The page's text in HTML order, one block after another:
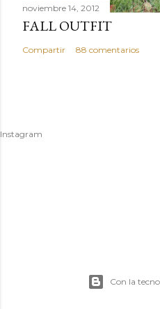
noviembre 14, 2012
FALL OUTFIT
Compartir 88 comentarios
Instagram
Con la